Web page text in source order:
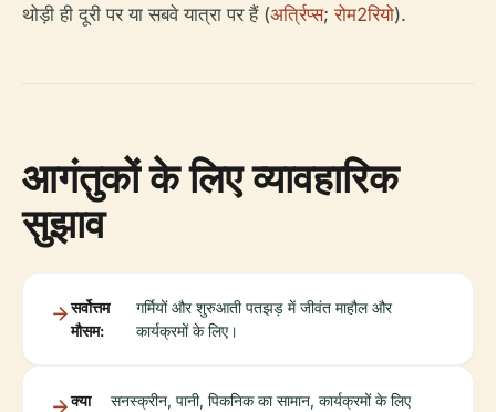
थोड़ी ही दूरी पर या सबवे यात्रा पर हैं (अर्त्रिप्स;रोम2रियो).
आगंतुकों के लिए व्यावहारिक
सुझाव
सर्वोत्तम
मौसम:
गर्मियों और शुरुआती पतझड़ में जीवंत माहौल और
कार्यक्रमों के लिए।
क्या
सनस्क्रीन, पानी, पिकनिक का सामान, कार्यक्रमों के लिए